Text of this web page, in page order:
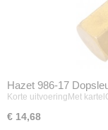
Hazet 986-17
Korte uitvoeringMet
€ 14,68